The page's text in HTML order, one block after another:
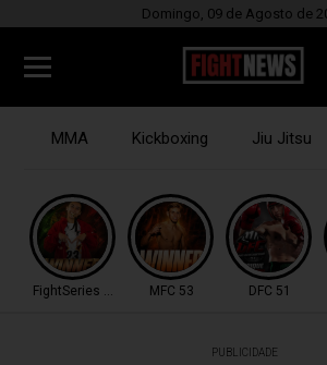
Domingo, 09 de Agosto de
MMA Kickboxing Jiu Jitsu
FightSeries 11 MFC 53 DFC 51
PUBLICIDADE